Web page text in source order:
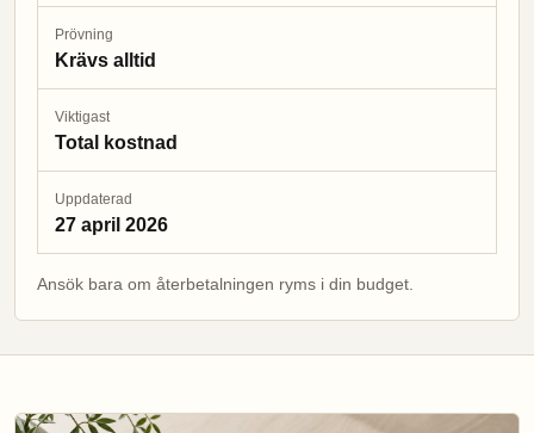
Prövning
Krävs alltid
Viktigast
Total kostnad
Uppdaterad
27 april 2026
Ansök bara om återbetalningen ryms i din budget.